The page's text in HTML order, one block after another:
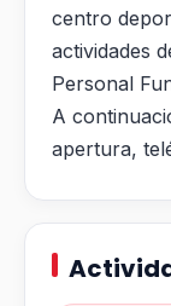
centro
actividades
Personal
A
apertura,